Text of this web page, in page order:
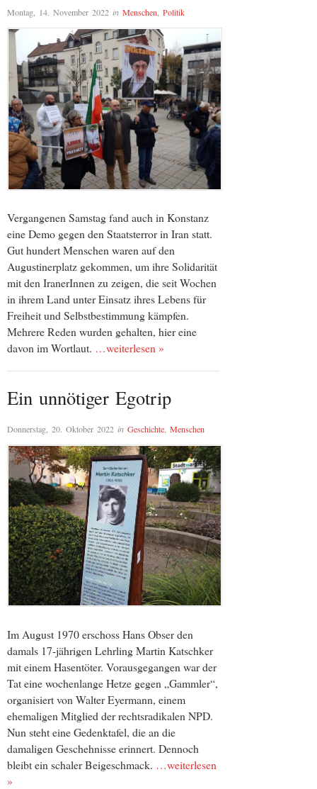
Montag, 14. November 2022 in Menschen, Politik
Vergangenen Samstag fand auch in Konstanz
eine Demo gegen den Staatsterror in Iran statt.
Gut hundert Menschen waren auf den
Augustinerplatz gekommen, um ihre Solidarität
mit den IranerInnen zu zeigen, die seit Wochen
in ihrem Land unter Einsatz ihres Lebens für
Freiheit und Selbstbestimmung kämpfen.
Mehrere Reden wurden gehalten, hier eine
davon im Wortlaut. …weiterlesen »
Ein unnötiger Egotrip
Donnerstag, 20. Oktober 2022 in Geschichte Menschen
Im August 1970 erschoss Hans Obser den
damals 17-jährigen Lehrling Martin Katschker
mit einem Hasentöter. Vorausgegangen war der
Tat eine wochenlange Hetze gegen „Gammler“,
organisiert von Walter Eyermann, einem
ehemaligen Mitglied der rechtsradikalen NPD.
Nun steht eine Gedenktafel, die an die
damaligen Geschehnisse erinnert. Dennoch
bleibt ein schaler Beigeschmack. …weiterlesen
»